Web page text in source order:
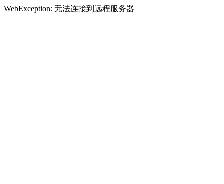
WebException: 无法连接到远程服务器